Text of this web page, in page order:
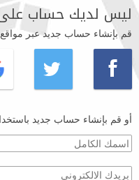
ليس لديك حساب
قم بإنشاء حساب جديد عبر مواقع
أو قم بإنشاء حساب جديد